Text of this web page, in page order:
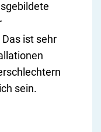
ist sehr
sein.